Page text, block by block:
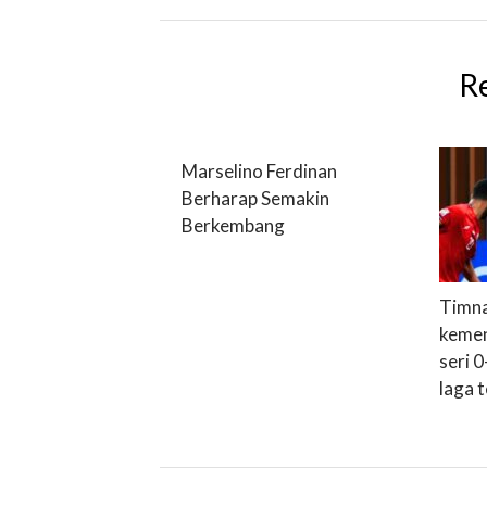
Marselino Ferdinan
Berharap Semakin
Berkembang
seri
laga